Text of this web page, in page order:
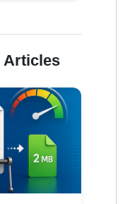
Articles